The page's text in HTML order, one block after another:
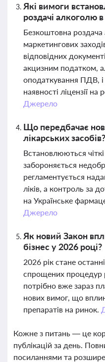
Які вимоги
роздачі алкоголю в
Безкоштовна
маркетингових
відповідних
акцизним податком,
оподаткування ПДВ,
наявності ліцензії на
Джерело
Що передбачає
лікарських засобів?
Встановлюються
забороняється
регламентується
ліків, а контроль за
на Українське
Джерело
Як новий Закон
бізнес у 2026 році?
2026 рік стане
спрощених процедур
потрібно вже зараз
нових вимог, що
препаратів на ринок.
Кожне з питань — це
публікацій за день.
посиланнями та